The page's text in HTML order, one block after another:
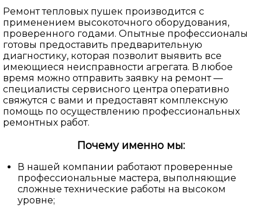
Ремонт тепловых пушек производится с
применением высокоточного оборудования,
проверенного годами. Опытные профессионалы
готовы предоставить предварительную
диагностику, которая позволит выявить все
имеющиеся неисправности агрегата. В любое
время можно отправить заявку на ремонт —
специалисты сервисного центра оперативно
свяжутся с вами и предоставят комплексную
помощь по осуществлению профессиональных
ремонтных работ.
Почему именно мы:
В нашей компании работают проверенные
профессиональные мастера, выполняющие
сложные технические работы на высоком
уровне;